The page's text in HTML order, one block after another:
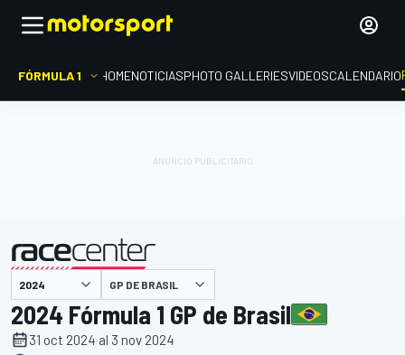
FÓRMULA 1 HOMENOTICIASPHOTO GALLERIESVIDEOSCALENDARIO
presentado por GP DE BRASIL
2024 Fórmula 1 GP de Brasil
31 oct 2024 al 3 nov 2024